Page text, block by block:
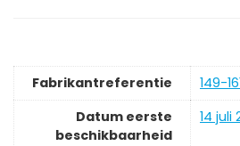
Fabrikantreferentie
149-
Datum eerste
beschikbaarheid
14 juli